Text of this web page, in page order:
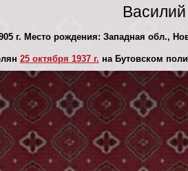
г. Место рождения: Западная обл.,
25 октября 1937 г. на Бутовском